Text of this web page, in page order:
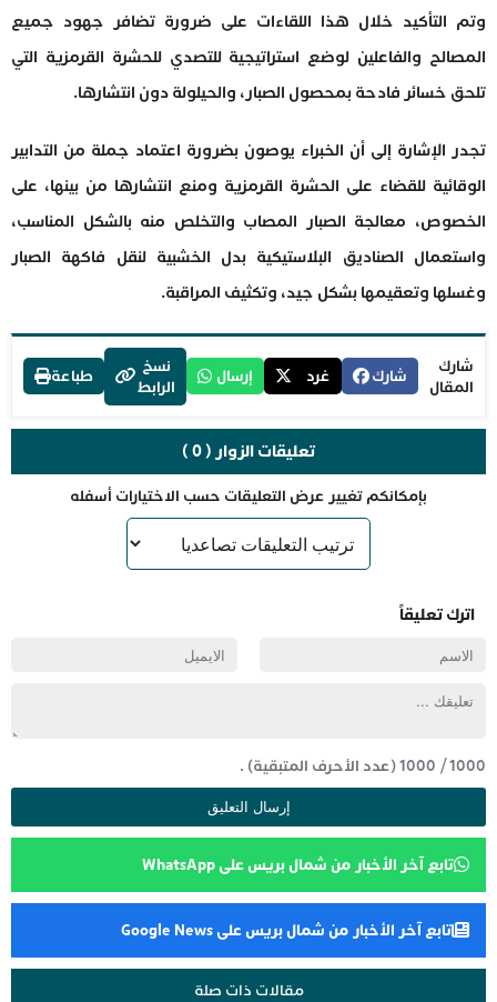
وتم التأكيد خلال هذا اللقاءات على ضرورة تضافر جهود جميع
المصالح والفاعلين لوضع استراتيجية للتصدي للحشرة القرمزية التي
تلحق خسائر فادحة بمحصول الصبار، والحيلولة دون انتشارها.
تجدر الإشارة إلى أن الخبراء يوصون بضرورة اعتماد جملة من التدابير
الوقائية للقضاء على الحشرة القرمزية ومنع انتشارها من بينها، على
الخصوص، معالجة الصبار المصاب والتخلص منه بالشكل المناسب،
واستعمال الصناديق البلاستيكية بدل الخشبية لنقل فاكهة الصبار
وغسلها وتعقيمها بشكل جيد، وتكثيف المراقبة.
شارك
المقال
شارك غرد إرسال
نسخ
الرابط
طباعة
تعليقات الزوار ( 0 )
بإمكانكم تغيير عرض التعليقات حسب الاختيارات أسفله
اترك تعليقاً
1000
/
1000(عدد الأحرف المتبقية) .
تابع آخر الأخبار من شمال بريس على WhatsApp
تابع آخر الأخبار من شمال بريس على Google News
مقالات ذات صلة